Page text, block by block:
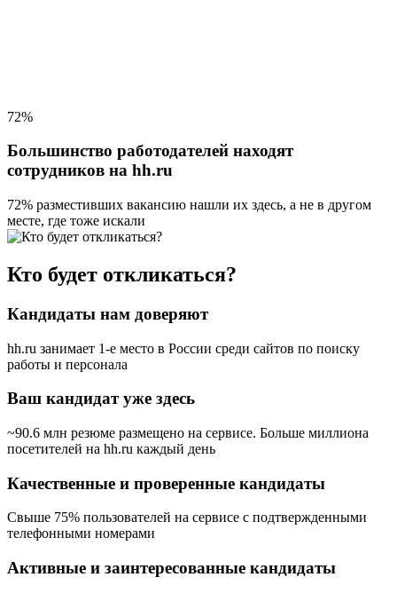
72%
Большинство работодателей находят
сотрудников на hh.ru
72% разместивших вакансию нашли их здесь, а не в другом
месте, где тоже искали
Кто будет откликаться?
Кандидаты нам доверяют
hh.ru занимает 1-е место в России среди сайтов по поиску
работы и персонала
Ваш кандидат уже здесь
~90.6 млн резюме размещено на сервисе. Больше миллиона
посетителей на hh.ru каждый день
Качественные и проверенные кандидаты
Свыше 75% пользователей на сервисе с подтвержденными
телефонными номерами
Активные и заинтересованные кандидаты